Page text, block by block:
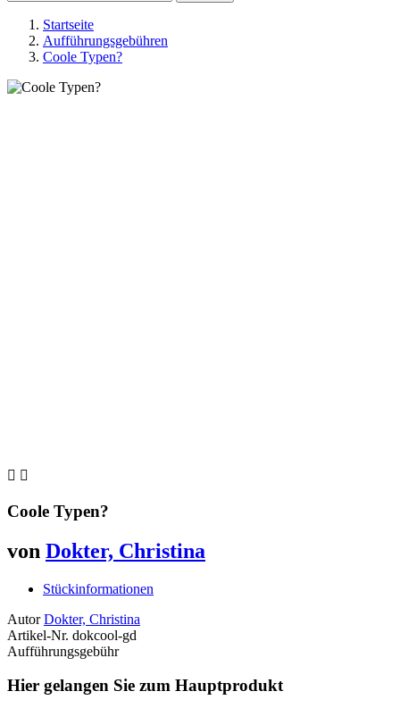
Startseite
Aufführungsgebühren
Coole Typen?
 
Coole Typen?
von Dokter, Christina
Stückinformationen
Autor Dokter, Christina
Artikel-Nr. dokcool-gd
Aufführungsgebühr
Hier gelangen Sie zum Hauptprodukt